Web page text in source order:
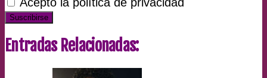
Entradas Relacionadas: